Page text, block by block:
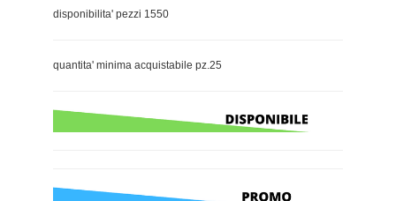
disponibilita' pezzi 1550
quantita' minima acquistabile pz.25